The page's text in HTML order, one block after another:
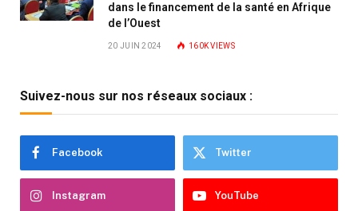
dans le financement de la santé en Afrique
de l’Ouest
20 JUIN 2024 160KVIEWS
Suivez-nous sur nos réseaux sociaux :
Facebook Twitter
Instagram YouTube